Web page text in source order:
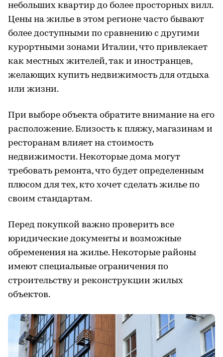
небольших квартир до более просторных вилл.
Цены на жилье в этом регионе часто бывают
более доступными по сравнению с другими
курортными зонами Италии, что привлекает
как местных жителей, так и иностранцев,
желающих купить недвижимость для отдыха
или жизни.
При выборе объекта обратите внимание на его
расположение. Близость к пляжу, магазинам и
ресторанам влияет на стоимость
недвижимости. Некоторые дома могут
требовать ремонта, что будет определенным
плюсом для тех, кто хочет сделать жилье по
своим стандартам.
Перед покупкой важно проверить все
юридические документы и возможные
обременения на жилье. Некоторые районы
имеют специальные ограничения по
строительству и реконструкции жилых
объектов.